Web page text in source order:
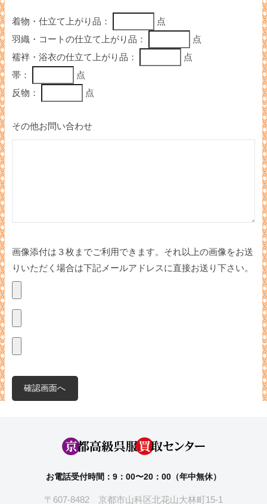
着物・仕立て上がり品：
点
羽織・コートの仕立て上がり品：
点
襦袢・浴衣の仕立て上がり品：
点
帯：
点
反物：
点
その他お問い合わせ
画像添付は３枚までご利用できます。それ以上の画像をお送
りいただく場合は下記メールアドレスに直接お送り下さい。
お電話受付時間：9：00〜20：00（年中無休）
〒607-8482 京都市山科区北花山大林町15-1